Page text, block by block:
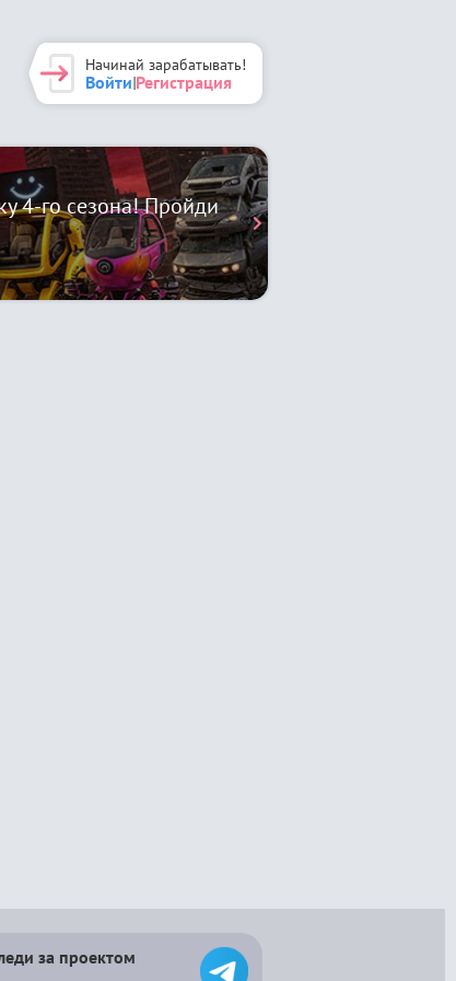
Начинай зарабатывать!
Войти|Регистрация
4-го сезона! Пройди
за проектом